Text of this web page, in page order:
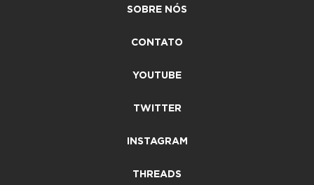
SOBRE NÓS
CONTATO
YOUTUBE
TWITTER
INSTAGRAM
THREADS